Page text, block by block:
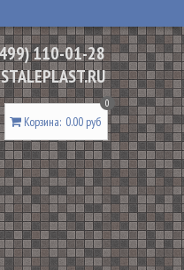
110-01-28
Корзина:
0
0.00 руб